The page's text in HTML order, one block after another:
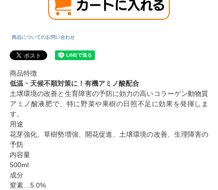
商品についてのお問い合わせ
商品特徴
低温・天候不順対策に！有機アミノ酸配合
土壌環境の改善と生育障害の予防に効力の高いコラーゲン動物質
アミノ酸液肥で、特に野菜や果樹の日照不足に効果を発揮しま
す。
用途
花芽強化、草樹勢増強、開花促進、土壌環境の改善、生理障害の
予防
内容量
500ml
成分
窒素…5.0%